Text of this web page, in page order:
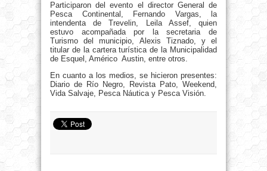
Participaron del evento el director General de
Pesca Continental, Fernando Vargas, la
intendenta de Trevelin, Leila Assef, quien
estuvo acompañada por la secretaria de
Turismo del municipio, Alexis Tiznado, y el
titular de la cartera turística de la Municipalidad
de Esquel, Américo Austin, entre otros.
En cuanto a los medios, se hicieron presentes:
Diario de Río Negro, Revista Pato, Weekend,
Vida Salvaje, Pesca Náutica y Pesca Visión.